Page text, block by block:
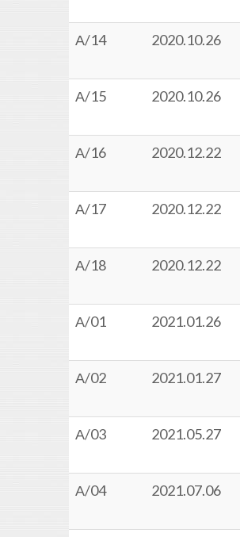
А/14
2020.10.26
А/15
2020.10.26
А/16
2020.12.22
А/17
2020.12.22
А/18
2020.12.22
А/01
2021.01.26
А/02
2021.01.27
А/03
2021.05.27
А/04
2021.07.06